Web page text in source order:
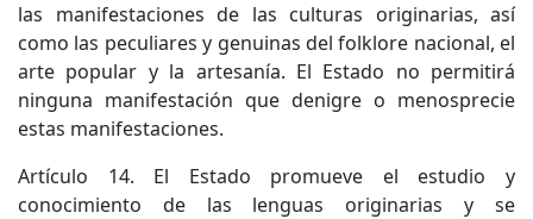
las manifestaciones de las culturas originarias, así
como las peculiares y genuinas del folklore nacional, el
arte popular y la artesanía. El Estado no permitirá
ninguna manifestación que denigre o menosprecie
estas manifestaciones.
Artículo 14. El Estado promueve el estudio y
conocimiento de las lenguas originarias y se